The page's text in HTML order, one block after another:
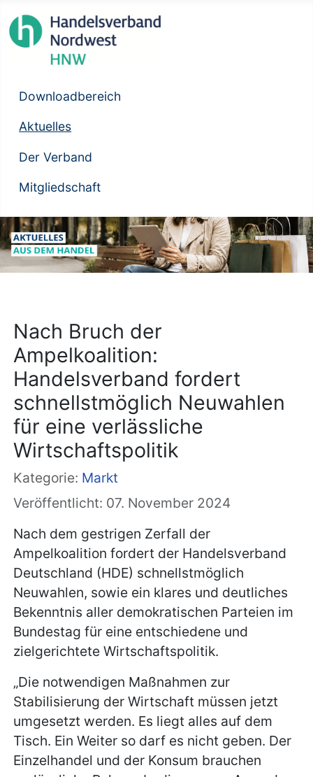
Downloadbereich
Aktuelles
Der Verband
Mitgliedschaft
Nach Bruch der
Ampelkoalition:
Handelsverband fordert
schnellstmöglich Neuwahlen
für eine verlässliche
Wirtschaftspolitik
Kategorie: Markt
Veröffentlicht: 07. November 2024
Nach dem gestrigen Zerfall der
Ampelkoalition fordert der Handelsverband
Deutschland (HDE) schnellstmöglich
Neuwahlen, sowie ein klares und deutliches
Bekenntnis aller demokratischen Parteien im
Bundestag für eine entschiedene und
zielgerichtete Wirtschaftspolitik.
„Die notwendigen Maßnahmen zur
Stabilisierung der Wirtschaft müssen jetzt
umgesetzt werden. Es liegt alles auf dem
Tisch. Ein Weiter so darf es nicht geben. Der
Einzelhandel und der Konsum brauchen